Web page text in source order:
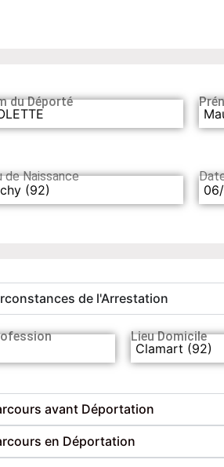
du Déporté
de Naissance
(92)
de l'Arrestation
Lieu Domicile
Clamart (92)
avant Déportation
en Déportation